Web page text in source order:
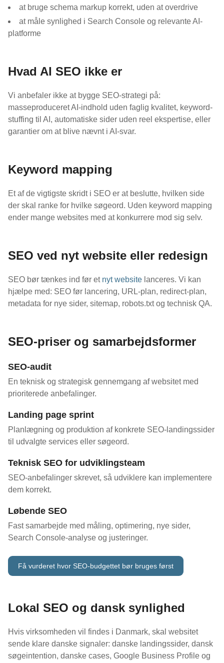
at bruge schema markup korrekt, uden at overdrive
at måle synlighed i Search Console og relevante AI-
platforme
Hvad AI SEO ikke er
Vi anbefaler ikke at bygge SEO-strategi på:
masseproduceret AI-indhold uden faglig kvalitet, keyword-
stuffing til AI, automatiske sider uden reel ekspertise, eller
garantier om at blive nævnt i AI-svar.
Keyword mapping
Et af de vigtigste skridt i SEO er at beslutte, hvilken side
der skal ranke for hvilke søgeord. Uden keyword mapping
ender mange websites med at konkurrere mod sig selv.
SEO ved nyt website eller redesign
SEO bør tænkes ind før et nyt website lanceres. Vi kan
hjælpe med: SEO før lancering, URL-plan, redirect-plan,
metadata for nye sider, sitemap, robots.txt og technisk QA.
SEO-priser og samarbejdsformer
SEO-audit
En teknisk og strategisk gennemgang af websitet med
prioriterede anbefalinger.
Landing page sprint
Planlægning og produktion af konkrete SEO-landingssider
til udvalgte services eller søgeord.
Teknisk SEO for udviklingsteam
SEO-anbefalinger skrevet, så udviklere kan implementere
dem korrekt.
Løbende SEO
Fast samarbejde med måling, optimering, nye sider,
Search Console-analyse og justeringer.
Få vurderet hvor SEO-budgettet bør bruges først
Lokal SEO og dansk synlighed
Hvis virksomheden vil findes i Danmark, skal websitet
sende klare danske signaler: danske landingssider, dansk
søgeintention, danske cases, Google Business Profile og